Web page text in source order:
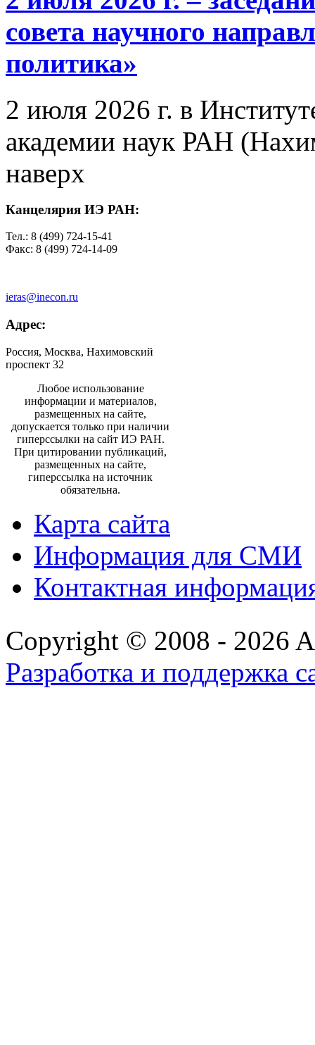
совета научного
политика»
2 июля 2026 г. в
академии наук РАН
наверх
Канцелярия ИЭ РАН:
Тел.: 8 (499) 724-15-41
Факс: 8 (499) 724-14-09
ieras@inecon.ru
Адрес:
Россия, Москва, Нахимовский
проспект 32
Любое использование
информации и материалов,
размещенных на сайте,
допускается только при наличии
гиперссылки на сайт ИЭ РАН.
При цитировании публикаций,
размещенных на сайте,
гиперссылка на источник
обязательна.
Карта сайта
Информация для СМИ
Контактная
Copyright © 2008 - 2026
Разработка и поддержка